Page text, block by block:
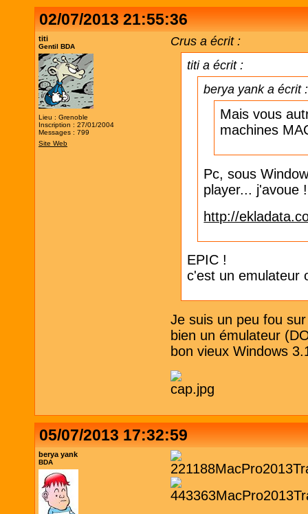
02/07/2013 21:55:36
titi
Gentil BDA
Lieu : Grenoble
Inscription : 27/01/2004
Messages : 799
Site Web
Crus a écrit :
titi a écrit :
berya yank a écrit :
Mais vous
machines
Pc, sous
player...
http://
EPIC !
c'est un emulateur
Je suis un peu fou
bien un émulateur
bon vieux Windows
05/07/2013 17:32:59
berya yank
BDA